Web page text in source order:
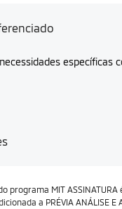
específicas
programa MIT
a PRÉVIA ANÁLISE E